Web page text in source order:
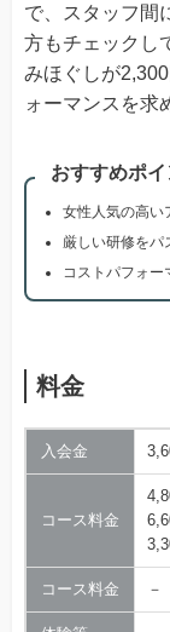
で、スタッフ間
方もチェックし
みほぐしが
ォーマンスを求
おすすめポイ
女性人気の高い
厳しい研修をパ
コストパフォー
料金
入会金
コース料金
コース料金 －